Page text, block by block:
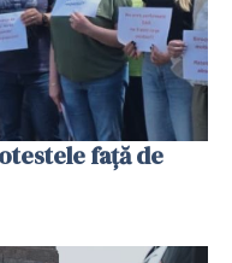
faţă de